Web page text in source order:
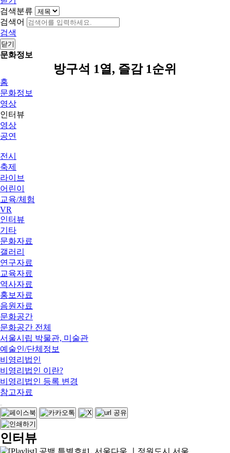
검색분류
검색어
검색
닫기
문화정보
방구석 1열, 즐감 1순위
홈
문화정보
영상
인터뷰
영상
공연
전시
축제
라이브
어린이
교육/체험
VR
인터뷰
기타
문화자료
갤러리
연구자료
교육자료
역사자료
홍보자료
음원자료
문화공간
문화공간 전체
서울시립 박물관, 미술관
예술인/단체정보
비영리법인
비영리법인 이란?
비영리법인 등록 변경
참고자료
인터뷰